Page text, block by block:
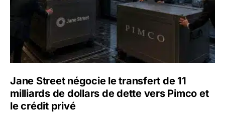
Jane Street négocie le transfert de 11
milliards de dollars de dette vers Pimco et
le crédit privé